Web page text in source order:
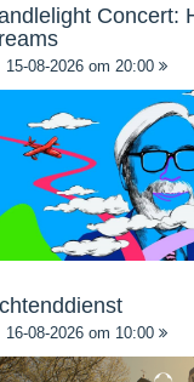
Concert:
15-08-2026 om 20:00
16-08-2026 om 10:00